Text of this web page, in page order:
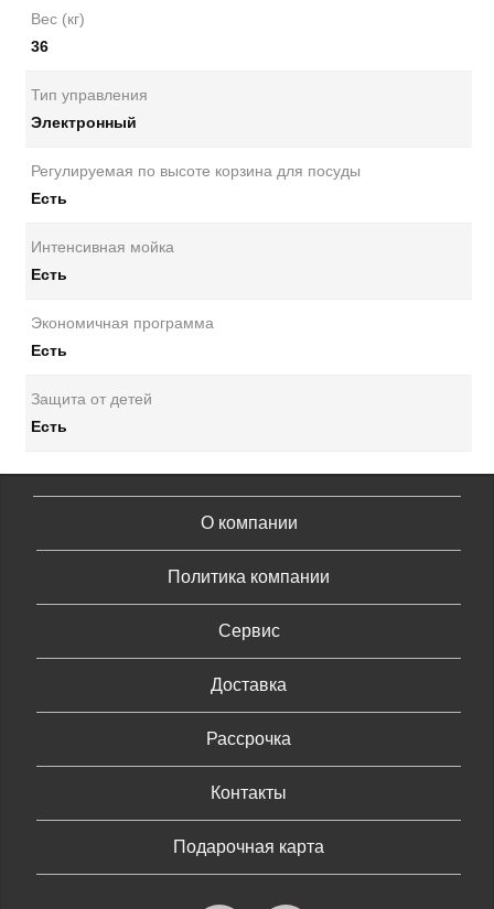
Вес (кг)
36
Тип управления
Электронный
Регулируемая по высоте корзина для посуды
Есть
Интенсивная мойка
Есть
Экономичная программа
Есть
Защита от детей
Есть
О компании
Политика компании
Сервис
Доставка
Рассрочка
Контакты
Подарочная карта